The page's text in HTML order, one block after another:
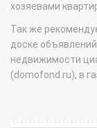
хозяевами
Так же
доске
недвижимости
(domofond.ru), в